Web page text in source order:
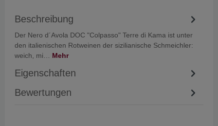
Beschreibung
Der Nero d´Avola DOC "Colpasso" Terre di Kama ist unter
den italienischen Rotweinen der sizilianische Schmeichler:
weich, mi… Mehr
Eigenschaften
Bewertungen